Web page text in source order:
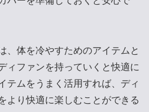
、体を冷やすためのアイテムと
ィファンを持っていくと快適に
テムをうまく活用すれば、ディ
より快適に楽しむことができる